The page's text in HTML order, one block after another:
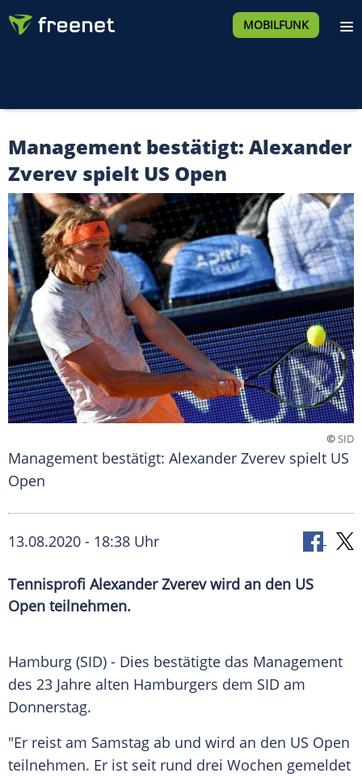
MOBILFUNK
Management bestätigt: Alexander
Zverev spielt US Open
©SID
Management bestätigt: Alexander Zverev spielt US
Open
13.08.2020 - 18:38 Uhr
Tennisprofi Alexander Zverev wird an den US
Open teilnehmen.
Hamburg (SID) - Dies bestätigte das Management
des 23 Jahre alten Hamburgers dem SID am
Donnerstag.
"Er reist am Samstag ab und wird an den US Open
teilnehmen. Er ist seit rund drei Wochen gemeldet